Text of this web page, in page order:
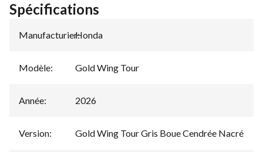
Spécifications
Manufacturier:
Honda
Modèle: Gold Wing Tour
Année: 2026
Version: Gold Wing Tour Gris Boue Cendrée Nacré